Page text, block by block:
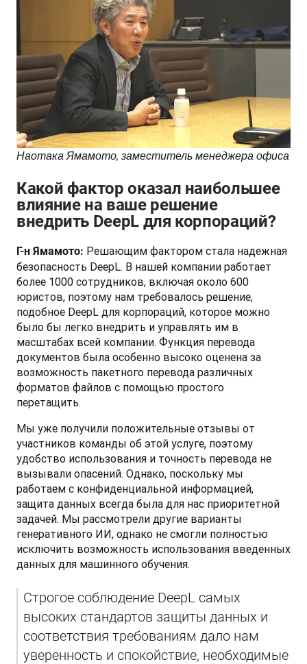
Какой фактор оказал наибольшее
влияние на ваше решение
внедрить DeepL для корпораций?
Г-н Ямамото: Решающим фактором стала надежная
безопасность DeepL. В нашей компании работает
более 1000 сотрудников, включая около 600
юристов, поэтому нам требовалось решение,
подобное DeepL для корпораций, которое можно
было бы легко внедрить и управлять им в
масштабах всей компании. Функция перевода
документов была особенно высоко оценена за
возможность пакетного перевода различных
форматов файлов с помощью простого
перетащить.
Мы уже получили положительные отзывы от
участников команды об этой услуге, поэтому
удобство использования и точность перевода не
вызывали опасений. Однако, поскольку мы
работаем с конфиденциальной информацией,
защита данных всегда была для нас приоритетной
задачей. Мы рассмотрели другие варианты
генеративного ИИ, однако не смогли полностью
исключить возможность использования введенных
данных для машинного обучения.
Строгое соблюдение DeepL самых
высоких стандартов защиты данных и
соответствия требованиям дало нам
уверенность и спокойствие, необходимые